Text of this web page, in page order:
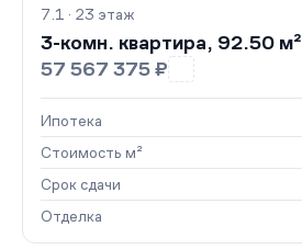
7.1 · 23 этаж
3-комн. квартира, 92.50 м²
57 567 375 ₽
Ипотека
Стоимость м²
Срок сдачи
Отделка